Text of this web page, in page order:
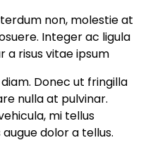
non, molestie at
Integer ac ligula
a risus vitae ipsum
Donec ut fringilla
nulla at pulvinar.
mi tellus
dolor a tellus.